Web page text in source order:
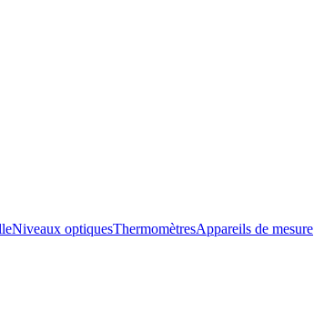
Niveaux optiquesThermomètresAppareils de mesure